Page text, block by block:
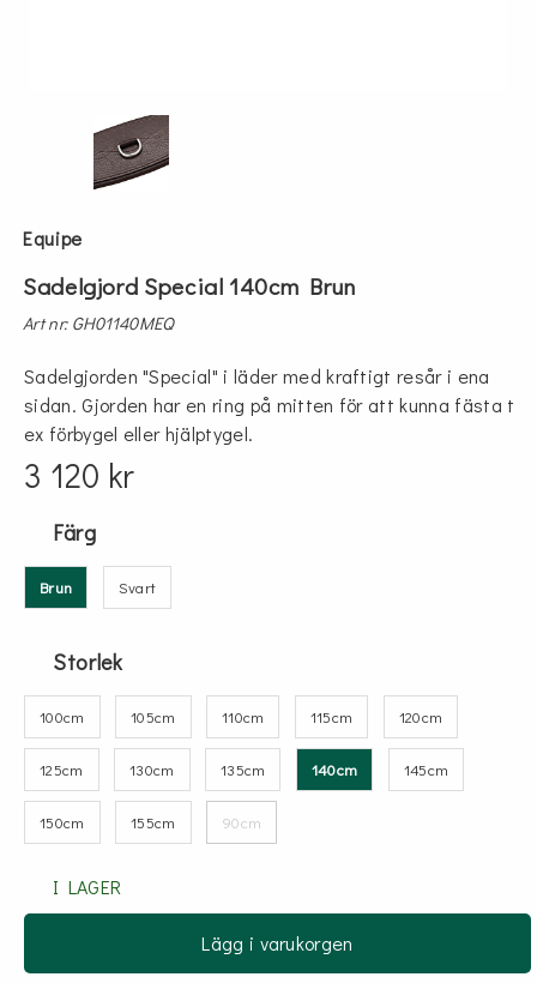
Equipe
Sadelgjord Special 140cm Brun
Art nr: GH01140MEQ
Sadelgjorden "Special" i läder med kraftigt resår i ena
sidan. Gjorden har en ring på mitten för att kunna fästa t
ex förbygel eller hjälptygel.
3 120 kr
Färg
Brun Svart
Storlek
100cm 105cm 110cm 115cm 120cm
125cm 130cm 135cm 140cm 145cm
150cm 155cm 90cm
I LAGER
Lägg i varukorgen